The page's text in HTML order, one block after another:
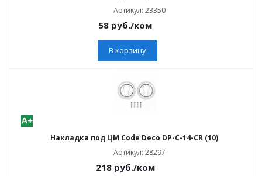
Артикул: 23350
58 руб./ком
В корзину
Накладка под ЦМ Code Deco DP-C-14-CR (10)
Артикул: 28297
218руб./ком